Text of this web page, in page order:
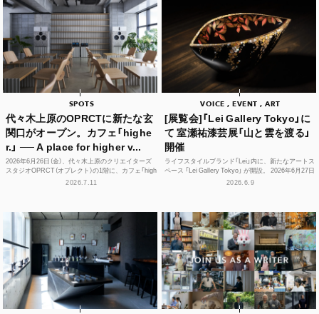
SPOTS
代々木上原のOPRCTに新たな玄
関口がオープン。カフェ「highe
r.」 ── A place for higher v...
2026年6月26日（金）、代々木上原のクリエイターズ
スタジオOPRCT（オプレクト）の1階に、カフェ「high
er.」（ハイアー）がグランドオープンし...
2026.7.11
VOICE , EVENT , ART
[展覧会]「Lei Gallery Tokyo」に
て 室瀬祐漆芸展「山と雲を渡る」
開催
ライフスタイルブランド「Lei」内に、新たなアートス
ペース 「Lei Gallery Tokyo」 が開設。 2026年6月27日
（土）から、初の企画展...2026.6.9